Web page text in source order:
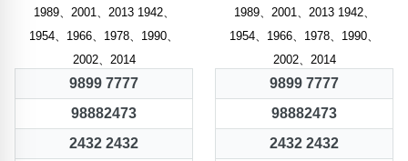
1989、2001、2013 1942、
1954、1966、1978、1990、
2002、2014
9899 7777
98882473
2432 2432
1989、2001、2013 1942、
1954、1966、1978、1990、
2002、2014
9899 7777
98882473
2432 2432